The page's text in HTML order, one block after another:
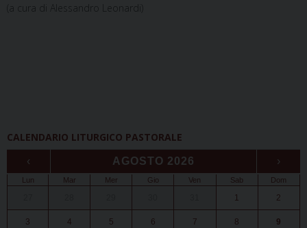
(a cura di Alessandro Leonardi)
CALENDARIO LITURGICO PASTORALE
‹ AGOSTO 2026 ›
Lun Mar Mer Gio Ven Sab Dom
1 2
3 4 5 6 7 8 9